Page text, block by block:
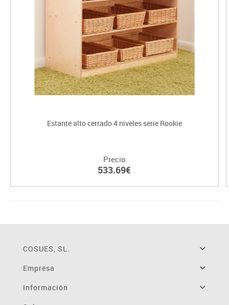
Estante alto cerrado 4 niveles serie Rookie
Precio
533.69€
COSUES, SL.
Empresa
Información